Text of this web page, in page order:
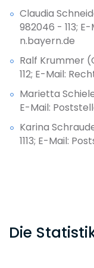
Claudia
982046 - 113;
n.bayern.de
Ralf Krummer
112; E-Mail:
Marietta
E-Mail:
Karina
1113; E-Mail:
Die